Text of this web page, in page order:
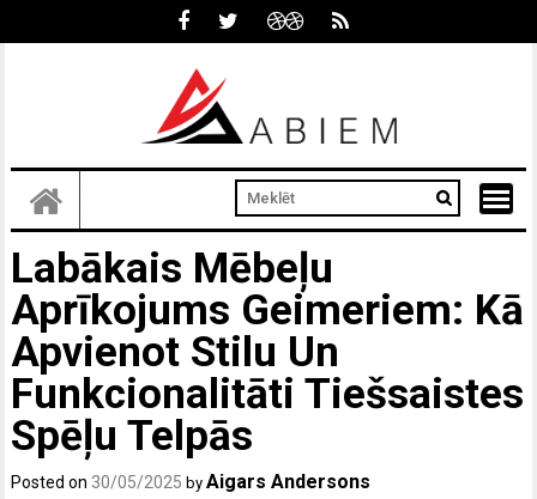
Labākais Mēbeļu
Aprīkojums Geimeriem: Kā
Apvienot Stilu Un
Funkcionalitāti Tiešsaistes
Spēļu Telpās
Posted on 30/05/2025 byAigars Andersons